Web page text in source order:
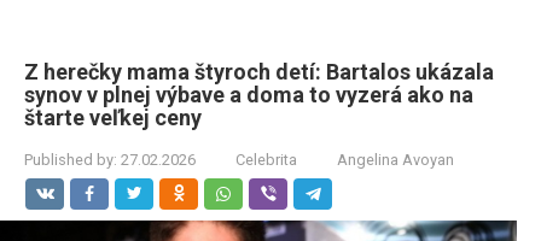
Z herečky mama štyroch detí: Bartalos ukázala
synov v plnej výbave a doma to vyzerá ako na
štarte veľkej ceny
Published by: 27.02.2026 Celebrita Angelina Avoyan